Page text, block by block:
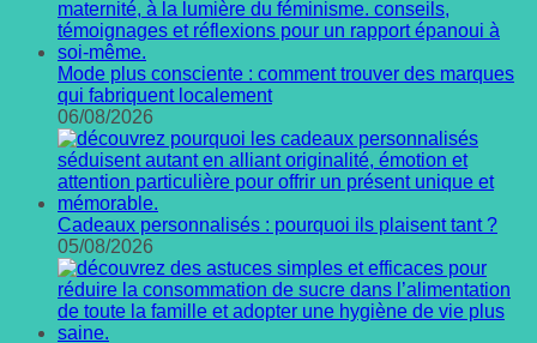
Mode plus consciente : comment trouver des marques
qui fabriquent localement
06/08/2026
Cadeaux personnalisés : pourquoi ils plaisent tant ?
05/08/2026